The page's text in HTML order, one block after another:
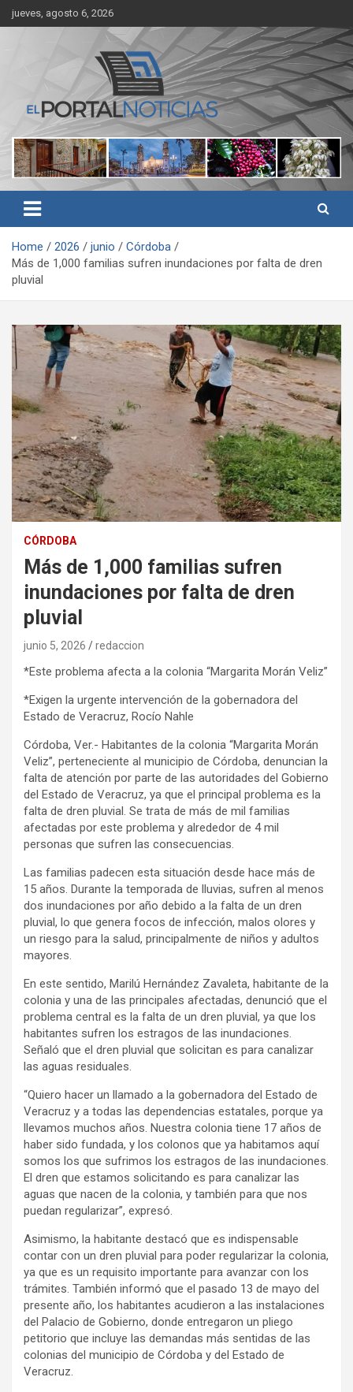
Skip
to
jueves, agosto 6, 2026
El Portal Noticias
Noticias de Córdoba, Veracruz y al región
Home 2026 junio
Córdoba
Más de 1,000 familias sufren inundaciones por falta de dren
pluvial
CÓRDOBA
Más de 1,000 familias sufren
inundaciones por falta de dren
pluvial
junio 5, 2026 redaccion
*Este problema afecta a la colonia “Margarita Morán Veliz”
*Exigen la urgente intervención de la gobernadora del
Estado de Veracruz, Rocío Nahle
Córdoba, Ver.- Habitantes de la colonia “Margarita Morán
Veliz”, perteneciente al municipio de Córdoba, denuncian la
falta de atención por parte de las autoridades del Gobierno
del Estado de Veracruz, ya que el principal problema es la
falta de dren pluvial. Se trata de más de mil familias
afectadas por este problema y alrededor de 4 mil
personas que sufren las consecuencias.
Las familias padecen esta situación desde hace más de
15 años. Durante la temporada de lluvias, sufren al menos
dos inundaciones por año debido a la falta de un dren
pluvial, lo que genera focos de infección, malos olores y
un riesgo para la salud, principalmente de niños y adultos
mayores.
En este sentido, Marilú Hernández Zavaleta, habitante de la
colonia y una de las principales afectadas, denunció que el
problema central es la falta de un dren pluvial, ya que los
habitantes sufren los estragos de las inundaciones.
Señaló que el dren pluvial que solicitan es para canalizar
las aguas residuales.
“Quiero hacer un llamado a la gobernadora del Estado de
Veracruz y a todas las dependencias estatales, porque ya
llevamos muchos años. Nuestra colonia tiene 17 años de
haber sido fundada, y los colonos que ya habitamos aquí
somos los que sufrimos los estragos de las inundaciones.
El dren que estamos solicitando es para canalizar las
aguas que nacen de la colonia, y también para que nos
puedan regularizar”, expresó.
Asimismo, la habitante destacó que es indispensable
contar con un dren pluvial para poder regularizar la colonia,
ya que es un requisito importante para avanzar con los
trámites. También informó que el pasado 13 de mayo del
presente año, los habitantes acudieron a las instalaciones
del Palacio de Gobierno, donde entregaron un pliego
petitorio que incluye las demandas más sentidas de las
colonias del municipio de Córdoba y del Estado de
Veracruz.